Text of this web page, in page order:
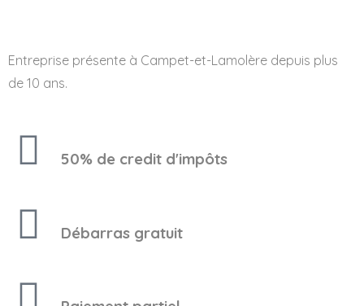
Entreprise présente à Campet-et-Lamolère depuis plus
de 10 ans.
50% de credit d'impôts
Débarras gratuit